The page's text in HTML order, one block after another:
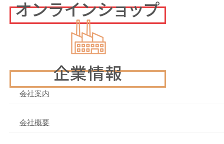
会社案内
会社概要